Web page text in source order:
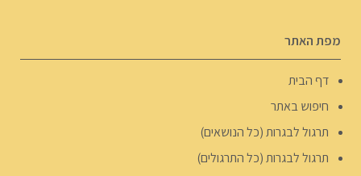
מפת האתר
דף הבית
חיפוש באתר
תרגול לבגרות (כל הנושאים)
תרגול לבגרות (כל התרגולים)